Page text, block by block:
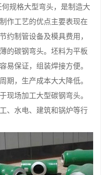
规格大型弯头，是制造大
作工艺的优点主要表现在
约制管设备及模具费用，
的碳钢弯头。坯料为平板
易保证，组装焊接方便。
期，生产成本大大降低。
现场加工大型碳钢弯头。
、水电、建筑和锅炉等行